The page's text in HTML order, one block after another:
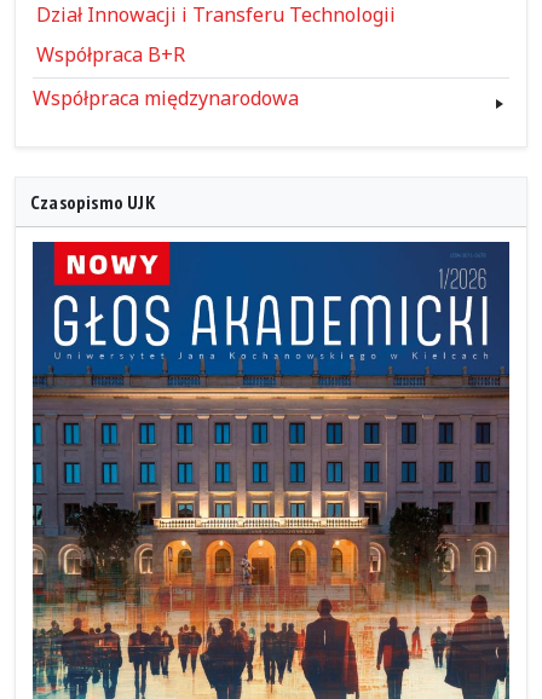
Dział Innowacji i Transferu Technologii
Współpraca B+R
Współpraca międzynarodowa
Czasopismo UJK